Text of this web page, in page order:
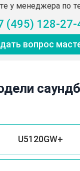
у менеджера по
(495) 128-27-
вопрос
U5120GW+